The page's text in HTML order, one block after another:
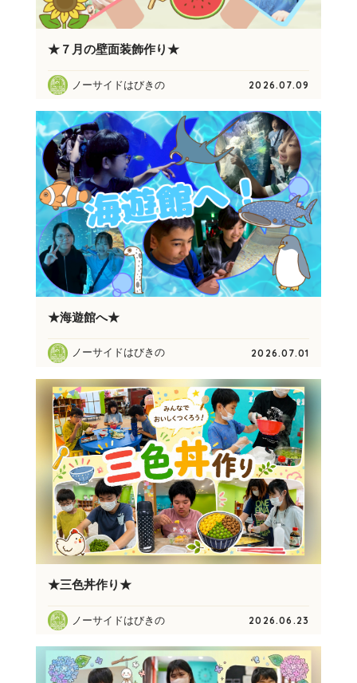
★７月の壁面装飾作り★
ノーサイドはびきの 2026.07.09
★海遊館へ★
ノーサイドはびきの 2026.07.01
★三色丼作り★
ノーサイドはびきの 2026.06.23